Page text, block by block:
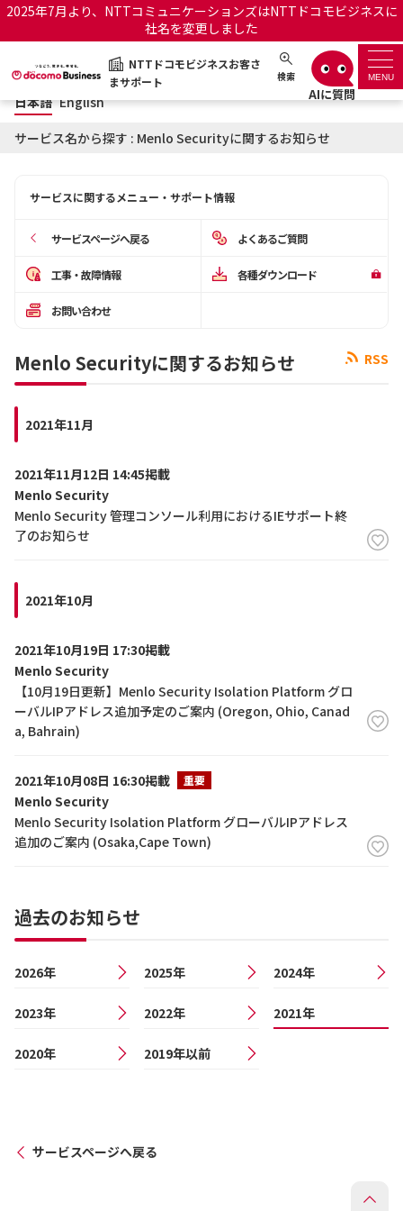
2025年7月より、NTTコミュニケーションズはNTTドコモビジネスに
社名を変更しました
NTTドコモビジネスお客さ
まサポート
検索 MENU
NTTドコモビジネスお客さまサポート 日本語 English
サポートトップ
お知らせ サポートサイトの使い方
OCNのお客さまはこちら
オフィシャルサイト
日本語 English
サービス名から探す : Menlo Securityに関するお知らせ
サービスに関するメニュー・サポート情報
サービスページへ戻る よくあるご質問
工事・故障情報 各種ダウンロード
お問い合わせ
RSS
Menlo Securityに関するお知らせ
2021年11月
2021年11月12日 14:45掲載
Menlo Security
Menlo Security 管理コンソール利用におけるIEサポート終
了のお知らせ
2021年10月
2021年10月19日 17:30掲載
Menlo Security
【10月19日更新】Menlo Security Isolation Platform グロ
ーバルIPアドレス追加予定のご案内 (Oregon, Ohio, Canad
a, Bahrain)
2021年10月08日 16:30掲載 重要
Menlo Security
Menlo Security Isolation Platform グローバルIPアドレス
追加のご案内 (Osaka,Cape Town)
過去のお知らせ
2026年 2025年 2024年
2023年 2022年 2021年
2020年 2019年以前
サービスページへ戻る